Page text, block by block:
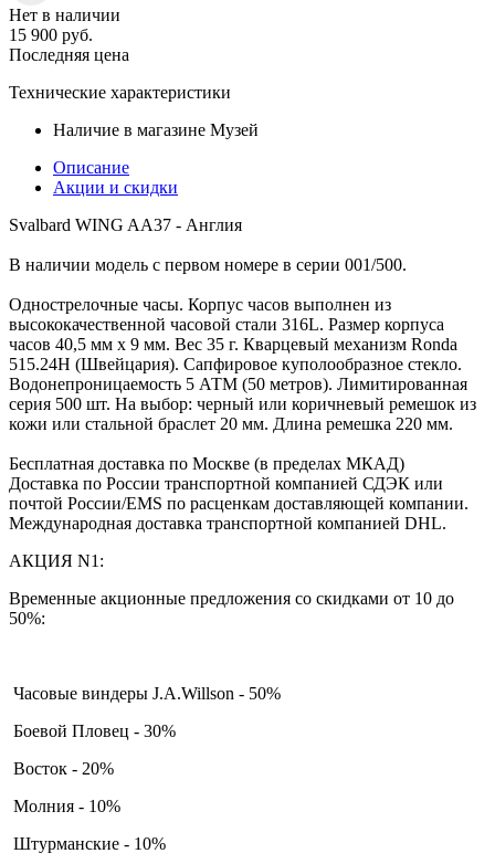
Нет в наличии
15 900 руб.
Последняя цена
Технические характеристики
Наличие в магазине Музей
Описание
Акции и скидки
Svalbard WING AA37 - Англия
В наличии модель с первом номере в серии 001/500.
Однострелочные часы. Корпус часов выполнен из
высококачественной часовой стали 316L. Размер корпуса
часов 40,5 мм х 9 мм. Вес 35 г. Кварцевый механизм Ronda
515.24H (Швейцария). Сапфировое куполообразное стекло.
Водонепроницаемость 5 АТМ (50 метров). Лимитированная
серия 500 шт. На выбор: черный или коричневый ремешок из
кожи или стальной браслет 20 мм. Длина ремешка 220 мм.
Бесплатная доставка по Москве (в пределах МКАД)
Доставка по России транспортной компанией СДЭК или
почтой России/EMS по расценкам доставляющей компании.
Международная доставка транспортной компанией DHL.
АКЦИЯ N1:
Временные акционные предложения со скидками от 10 до
50%:
Часовые виндеры J.A.Willson - 50%
Боевой Пловец - 30%
Восток - 20%
Молния - 10%
Штурманские - 10%